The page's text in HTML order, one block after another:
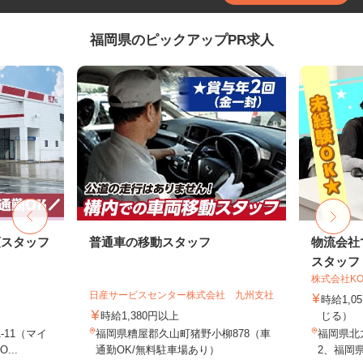
福岡県のピックアップPR求人
タッフ
（マイ
普通車の移動スタッフ
日産サービスセンター株式会社 九州支社
時給1,380円以上
福岡県糟屋郡久山町猪野小柳878（車
通勤OK/無料駐車場あり）
物流会社
スタッフ
株式会社
時給
じる）
福岡県北
2、福岡